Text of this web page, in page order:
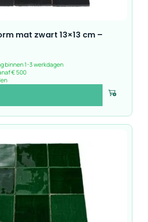
mat zwart 13×13 cm –
binnen 1-3 werkdagen
€ 500
Voeg toe